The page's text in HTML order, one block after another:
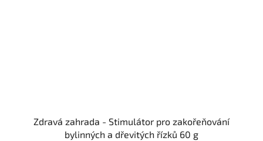
Zdravá zahrada - Stimulátor pro zakořeňování
bylinných a dřevitých řízků 60 g